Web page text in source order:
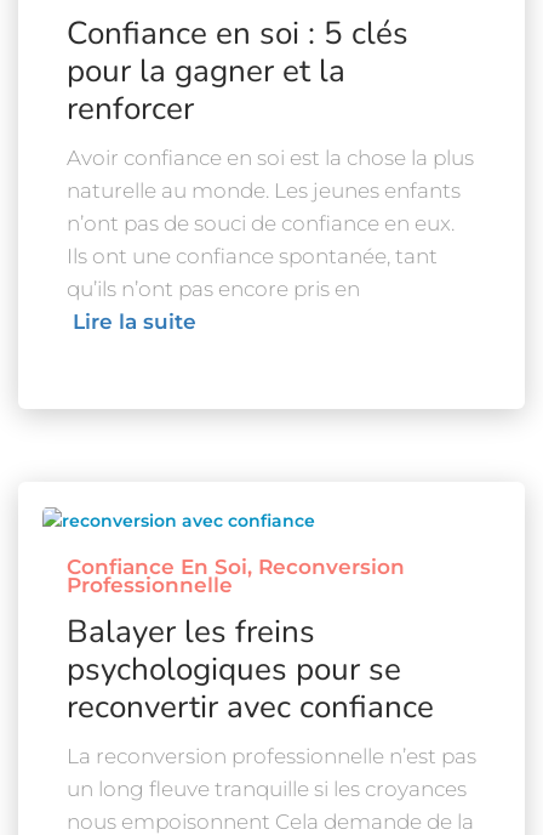
Confiance en soi : 5 clés
pour la gagner et la
renforcer
Avoir confiance en soi est la chose la plus
naturelle au monde. Les jeunes enfants
n’ont pas de souci de confiance en eux.
Ils ont une confiance spontanée, tant
qu’ils n’ont pas encore pris en
Lire la suite
Confiance En Soi Reconversion
Professionnelle
Balayer les freins
psychologiques pour se
reconvertir avec confiance
La reconversion professionnelle n’est pas
un long fleuve tranquille si les croyances
nous empoisonnent Cela demande de la